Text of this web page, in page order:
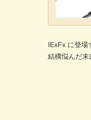
IExFx に登場
結構悩んだ